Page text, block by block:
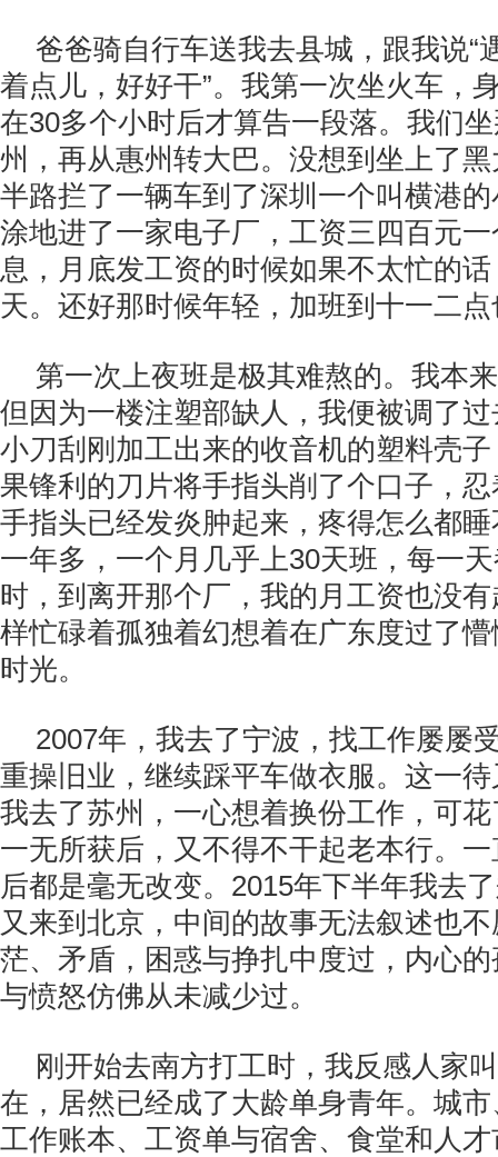
爸爸骑自行车送我去县城，跟我说“
着点儿，好好干”。我第一次坐火车，
在30多个小时后才算告一段落。我们
州，再从惠州转大巴。没想到坐上了
半路拦了一辆车到了深圳一个叫横港
涂地进了一家电子厂，工资三四百元
息，月底发工资的时候如果不太忙的
天。还好那时候年轻，加班到十一二
第一次上夜班是极其难熬的。我本
但因为一楼注塑部缺人，我便被调了
小刀刮刚加工出来的收音机的塑料壳
果锋利的刀片将手指头削了个口子，
手指头已经发炎肿起来，疼得怎么都
一年多，一个月几乎上30天班，每一
时，到离开那个厂，我的月工资也没
样忙碌着孤独着幻想着在广东度过了
时光。
2007年，我去了宁波，找工作屡屡
重操旧业，继续踩平车做衣服。这一
我去了苏州，一心想着换份工作，可
一无所获后，又不得不干起老本行。
后都是毫无改变。2015年下半年我去
又来到北京，中间的故事无法叙述也
茫、矛盾，困惑与挣扎中度过，内心
与愤怒仿佛从未减少过。
刚开始去南方打工时，我反感人家
在，居然已经成了大龄单身青年。城
工作账本、工资单与宿舍、食堂和人